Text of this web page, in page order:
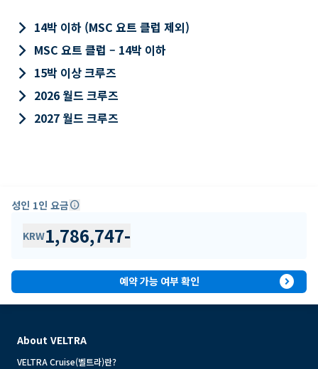
keyboard_arrow_right 14박 이하 (MSC 요트 클럽 제외)
keyboard_arrow_right MSC 요트 클럽 – 14박 이하
keyboard_arrow_right 15박 이상 크루즈
keyboard_arrow_right 2026 월드 크루즈
keyboard_arrow_right 2027 월드 크루즈
성인 1인 요금info
KRW1,786,747-
예약 가능 여부 확인 expand_circle_right
About VELTRA
VELTRA Cruise(벨트라)란?